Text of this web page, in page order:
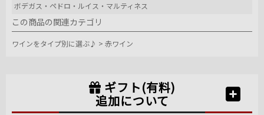
ボデガス・ペドロ・ルイス・マルティネス
この商品の関連カテゴリ
ワインをタイプ別に選ぶ♪ > 赤ワイン
ギフト(有料)
追加について